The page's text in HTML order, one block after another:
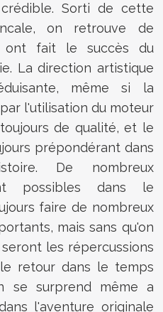
Sorti de cette
on retrouve de
ont fait le succès du
La direction artistique
même si la
l'utilisation du moteur
de qualité, et le
prépondérant dans
De nombreux
possibles dans le
faire de nombreux
mais sans qu'on
les répercussions
retour dans le temps
se surprend même a
l'aventure originale